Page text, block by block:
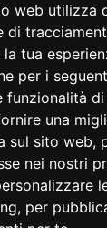
web utilizza
di
tua
per i
funzionalità
una
sul sito web,
nei nostri
, per
1 2 Pag.
Aiuto e
guida al
domande
modalità